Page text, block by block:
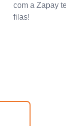
com a Zapay
filas!